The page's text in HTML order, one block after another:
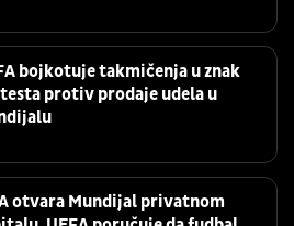
bojkotuje takmičenja u znak
protiv prodaje udela u
otvara Mundijal privatnom